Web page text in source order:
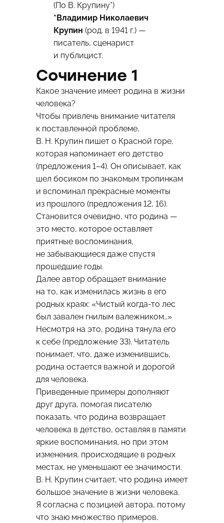
(По В. Крупину*)
*Владимир Николаевич
Крупин (род. в 1941 г.) —
писатель, сценарист
и публицист.
Сочинение 1
Какое значение имеет родина в жизни
человека?
Чтобы привлечь внимание читателя
к поставленной проблеме,
В. Н. Крупин пишет о Красной горе,
которая напоминает его детство
(предложения 1–4). Он описывает, как
шел босиком по знакомым тропинкам
и вспоминал прекрасные моменты
из прошлого (предложения 12, 16).
Становится очевидно, что родина —
это место, которое оставляет
приятные воспоминания,
не забывающиеся даже спустя
прошедшие годы.
Далее автор обращает внимание
на то, как изменилась жизнь в его
родных краях: «Чистый когда-то лес
был завален гнилым валежником…»
Несмотря на это, родина тянула его
к себе (предложение 33). Читатель
понимает, что, даже изменившись,
родина остается важной и дорогой
для человека.
Приведенные примеры дополняют
друг друга, помогая писателю
показать, что родина возвращает
человека в детство, оставляя в памяти
яркие воспоминания, но при этом
изменения, происходящие в родных
местах, не уменьшают ее значимости.
В. Н. Крупин считает, что родина имеет
большое значение в жизни человека.
Я согласна с позицией автора, потому
что знаю множество примеров,